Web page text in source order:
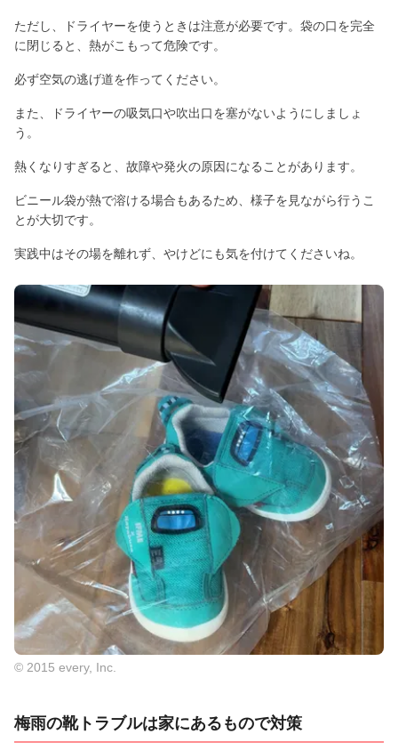
ただし、ドライヤーを使うときは注意が必要です。袋の口を完全
に閉じると、熱がこもって危険です。
必ず空気の逃げ道を作ってください。
また、ドライヤーの吸気口や吹出口を塞がないようにしましょ
う。
熱くなりすぎると、故障や発火の原因になることがあります。
ビニール袋が熱で溶ける場合もあるため、様子を見ながら行うこ
とが大切です。
実践中はその場を離れず、やけどにも気を付けてくださいね。
© 2015 every, Inc.
梅雨の靴トラブルは家にあるもので対策